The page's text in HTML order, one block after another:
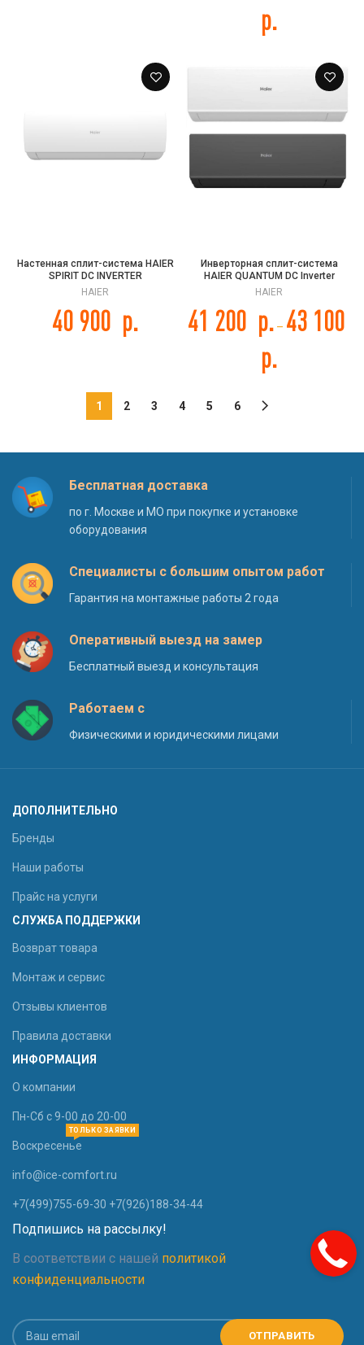
р.
Настенная сплит-система HAIER
SPIRIT DC INVERTER
AS20HSL1HRA-W /1U20HSL1FRA
HAIER
40 900 р.
Инверторная сплит-система
HAIER QUANTUM DC Inverter
AS20HQJ2HRA-W/-B
HAIER
41 200 р. – 43 100
р.
1 2 3 4 5 6
Бесплатная доставка
по г. Москве и МО при покупке и установке
оборудования
Специалисты с большим опытом работ
Гарантия на монтажные работы 2 года
Оперативный выезд на замер
Бесплатный выезд и консультация
Работаем с
Физическими и юридическими лицами
ДОПОЛНИТЕЛЬНО
Бренды
Наши работы
Прайс на услуги
СЛУЖБА ПОДДЕРЖКИ
Возврат товара
Монтаж и сервис
Отзывы клиентов
Правила доставки
ИНФОРМАЦИЯ
О компании
Пн-Сб с 9-00 до 20-00
Воскресенье
ТОЛЬКО ЗАЯВКИ
info@ice-comfort.ru
+7(499)755-69-30 +7(926)188-34-44
Подпишись на рассылку!
В соответствии с нашей политикой
конфиденциальности